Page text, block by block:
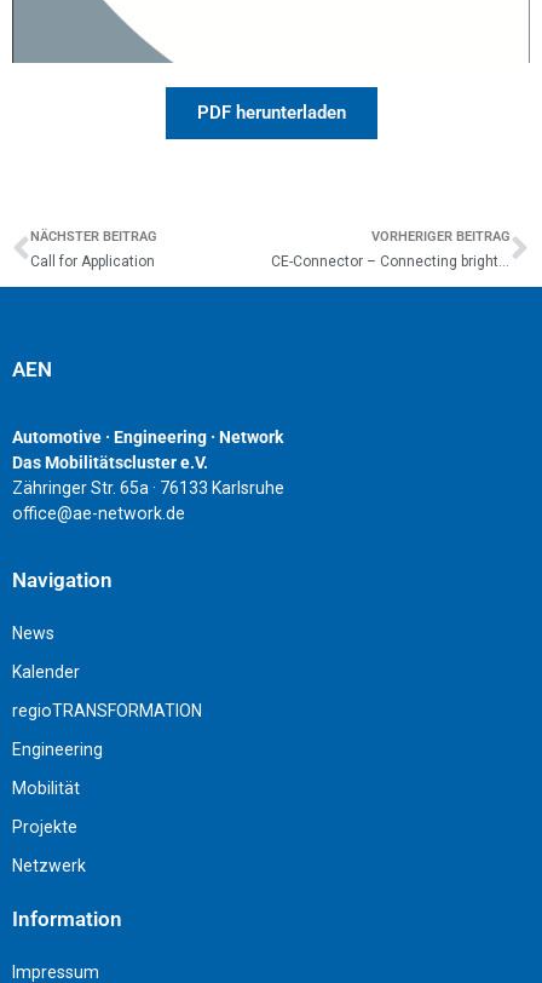
PDF herunterladen
NÄCHSTER BEITRAG
Call for Application
VORHERIGER BEITRAG
CE-Connector – Connecting bright Ideas with Smart Money
AEN
Automotive · Engineering · Network
Das Mobilitätscluster e.V.
Zähringer Str. 65a · 76133 Karlsruhe
office@ae-network.de
Navigation
News
Kalender
regioTRANSFORMATION
Engineering
Mobilität
Projekte
Netzwerk
Information
Impressum